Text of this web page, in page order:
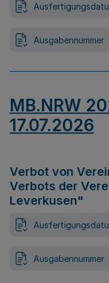
Ausgabennummer
MB.NRW
17.07.2026
Verbot von
Verbots der
Leverkusen"
Ausgabennummer